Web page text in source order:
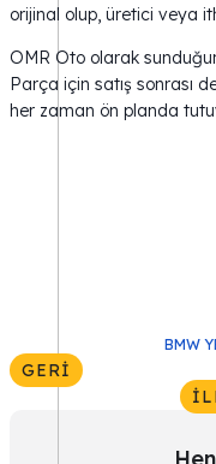
orijinal olup, üretici veya
OMR Oto olarak
Parça için satış sonrası
her zaman ön planda
BMW
GERI